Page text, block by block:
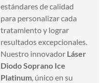
estándares de calidad
para personalizar cada
tratamiento y lograr
resultados excepcionales.
Nuestro innovador Láser
Diodo Soprano Ice
Platinum, único en su